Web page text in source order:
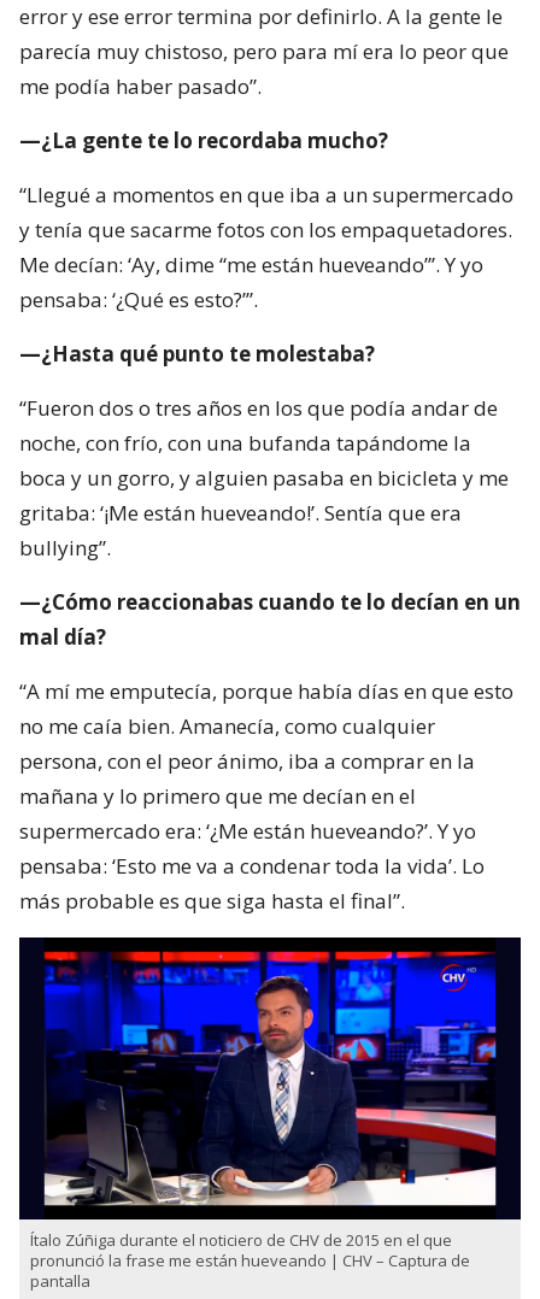
error y ese error termina por definirlo. A la gente le
parecía muy chistoso, pero para mí era lo peor que
me podía haber pasado”.
—¿La gente te lo recordaba mucho?
“Llegué a momentos en que iba a un supermercado
y tenía que sacarme fotos con los empaquetadores.
Me decían: ‘Ay, dime “me están hueveando”’. Y yo
pensaba: ‘¿Qué es esto?’”.
—¿Hasta qué punto te molestaba?
“Fueron dos o tres años en los que podía andar de
noche, con frío, con una bufanda tapándome la
boca y un gorro, y alguien pasaba en bicicleta y me
gritaba: ‘¡Me están hueveando!’. Sentía que era
bullying”.
—¿Cómo reaccionabas cuando te lo decían en un
mal día?
“A mí me emputecía, porque había días en que esto
no me caía bien. Amanecía, como cualquier
persona, con el peor ánimo, iba a comprar en la
mañana y lo primero que me decían en el
supermercado era: ‘¿Me están hueveando?’. Y yo
pensaba: ‘Esto me va a condenar toda la vida’. Lo
más probable es que siga hasta el final”.
Ítalo Zúñiga durante el noticiero de CHV de 2015 en el que
pronunció la frase me están hueveando | CHV – Captura de
pantalla